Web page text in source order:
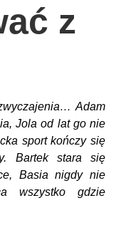
z
Adam
Jola od lat go nie
sport kończy się
Bartek stara się
Basia nigdy nie
wszystko gdzie